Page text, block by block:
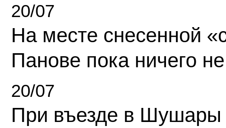
20/07
На месте снесенной
Панове пока ничего
20/07
При въезде в Шушары